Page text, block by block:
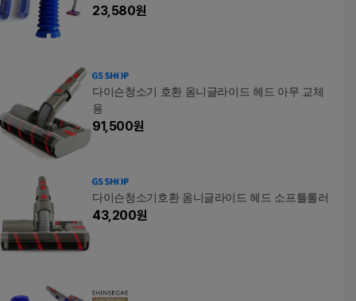
23,580원
다이슨청소기 호환 옴니글라이드 헤드 아무 교체
용
91,500원
다이슨청소기호환 옴니글라이드 헤드 소프틀롤러
43,200원